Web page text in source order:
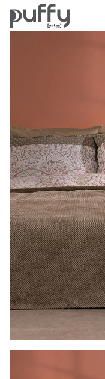
Anasayfa Uyku Tekstili